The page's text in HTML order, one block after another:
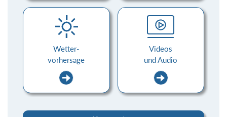
Wetter-
vorhersage
Videos
und Audio